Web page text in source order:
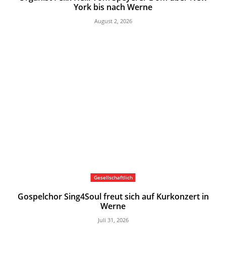
York bis nach Werne
August 2, 2026
Gesellschaftlich
Gospelchor Sing4Soul freut sich auf Kurkonzert in
Werne
Juli 31, 2026